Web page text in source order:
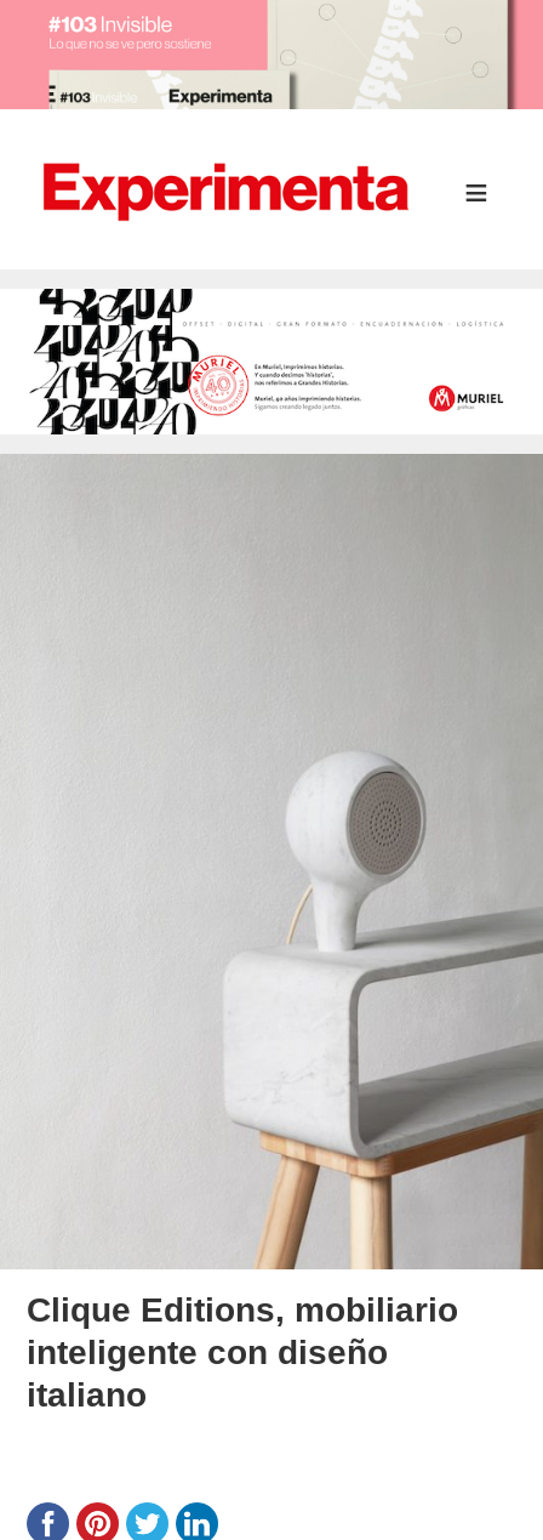
Clique Editions, mobiliario
inteligente con diseño
italiano